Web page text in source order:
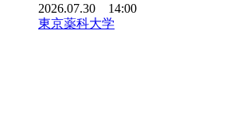
2026.07.30 14:00
東京薬科大学